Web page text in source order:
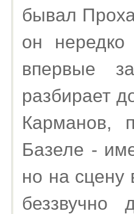
бывал
он
впервые
разбирает
Карманов,
Базеле -
но на сцену
беззвучно